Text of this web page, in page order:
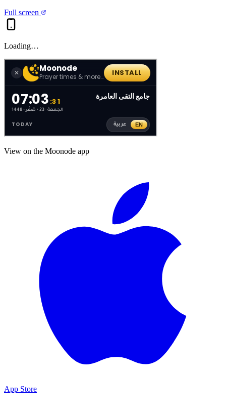
Full screen
Loading…
View on the Moonode app
App Store